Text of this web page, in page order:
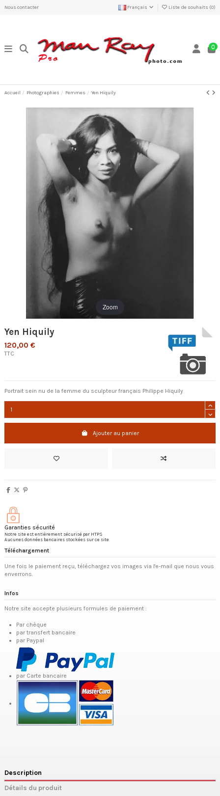
Nous contacter Français Liste de souhaits (0)
0
Accueil Photographies Femmes Yen Hiquily
Zoom
Yen Hiquily
120,00 €
TTC
Portrait sein nu de la femme du sculpteur français Philippe Hiquily
Ajouter au panier
Garanties sécurité
Notre site est entièrement sécurisé par HTPS
Aucunes données bancaires stockées sur ce site
Téléchargement
Une fois le paiement reçu, téléchargez vos images via l'e-mail que nous vous
enverrons.
Infos
Notre site accepte plusieurs formules de paiement :
Par chèque
par transfert bancaire
par Paypal
par Carte bancaire
Description
Détails du produit